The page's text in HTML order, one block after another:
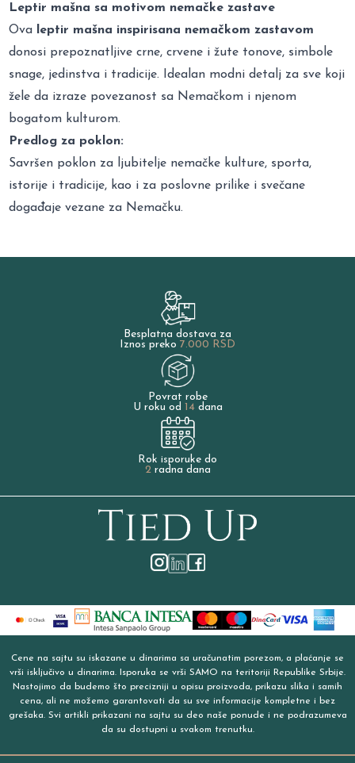
Leptir mašna sa motivom nemačke zastave
Ova
leptir mašna inspirisana nemačkom zastavom
donosi prepoznatljive crne, crvene i žute tonove, simbole
snage, jedinstva i tradicije. Idealan modni detalj za sve koji
žele da izraze povezanost sa Nemačkom i njenom
bogatom kulturom.
Predlog za poklon:
Savršen poklon za ljubitelje nemačke kulture, sporta,
istorije i tradicije, kao i za poslovne prilike i svečane
događaje vezane za Nemačku.
Besplatna dostava za
Iznos preko 7.000 RSD
Povrat robe
U roku od 14dana
Rok isporuke do
2radna dana
Cene na sajtu su iskazane u dinarima sa uračunatim porezom, a plaćanje se
vrši isključivo u dinarima. Isporuka se vrši SAMO na teritoriji Republike Srbije.
Nastojimo da budemo što precizniji u opisu proizvoda, prikazu slika i samih
cena, ali ne možemo garantovati da su sve informacije kompletne i bez
grešaka. Svi artikli prikazani na sajtu su deo naše ponude i ne podrazumeva
da su dostupni u svakom trenutku.